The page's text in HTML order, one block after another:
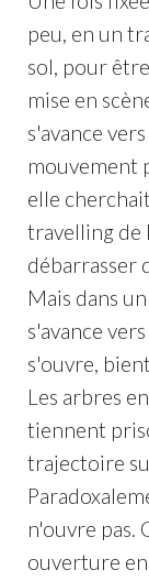
peu, en un
sol, pour
mise en
s'avance
mouvement
elle
travelling de
débarrasser
Mais dans
s'avance
s'ouvre,
Les arbres
tiennent
trajectoire
n'ouvre pas.
ouverture